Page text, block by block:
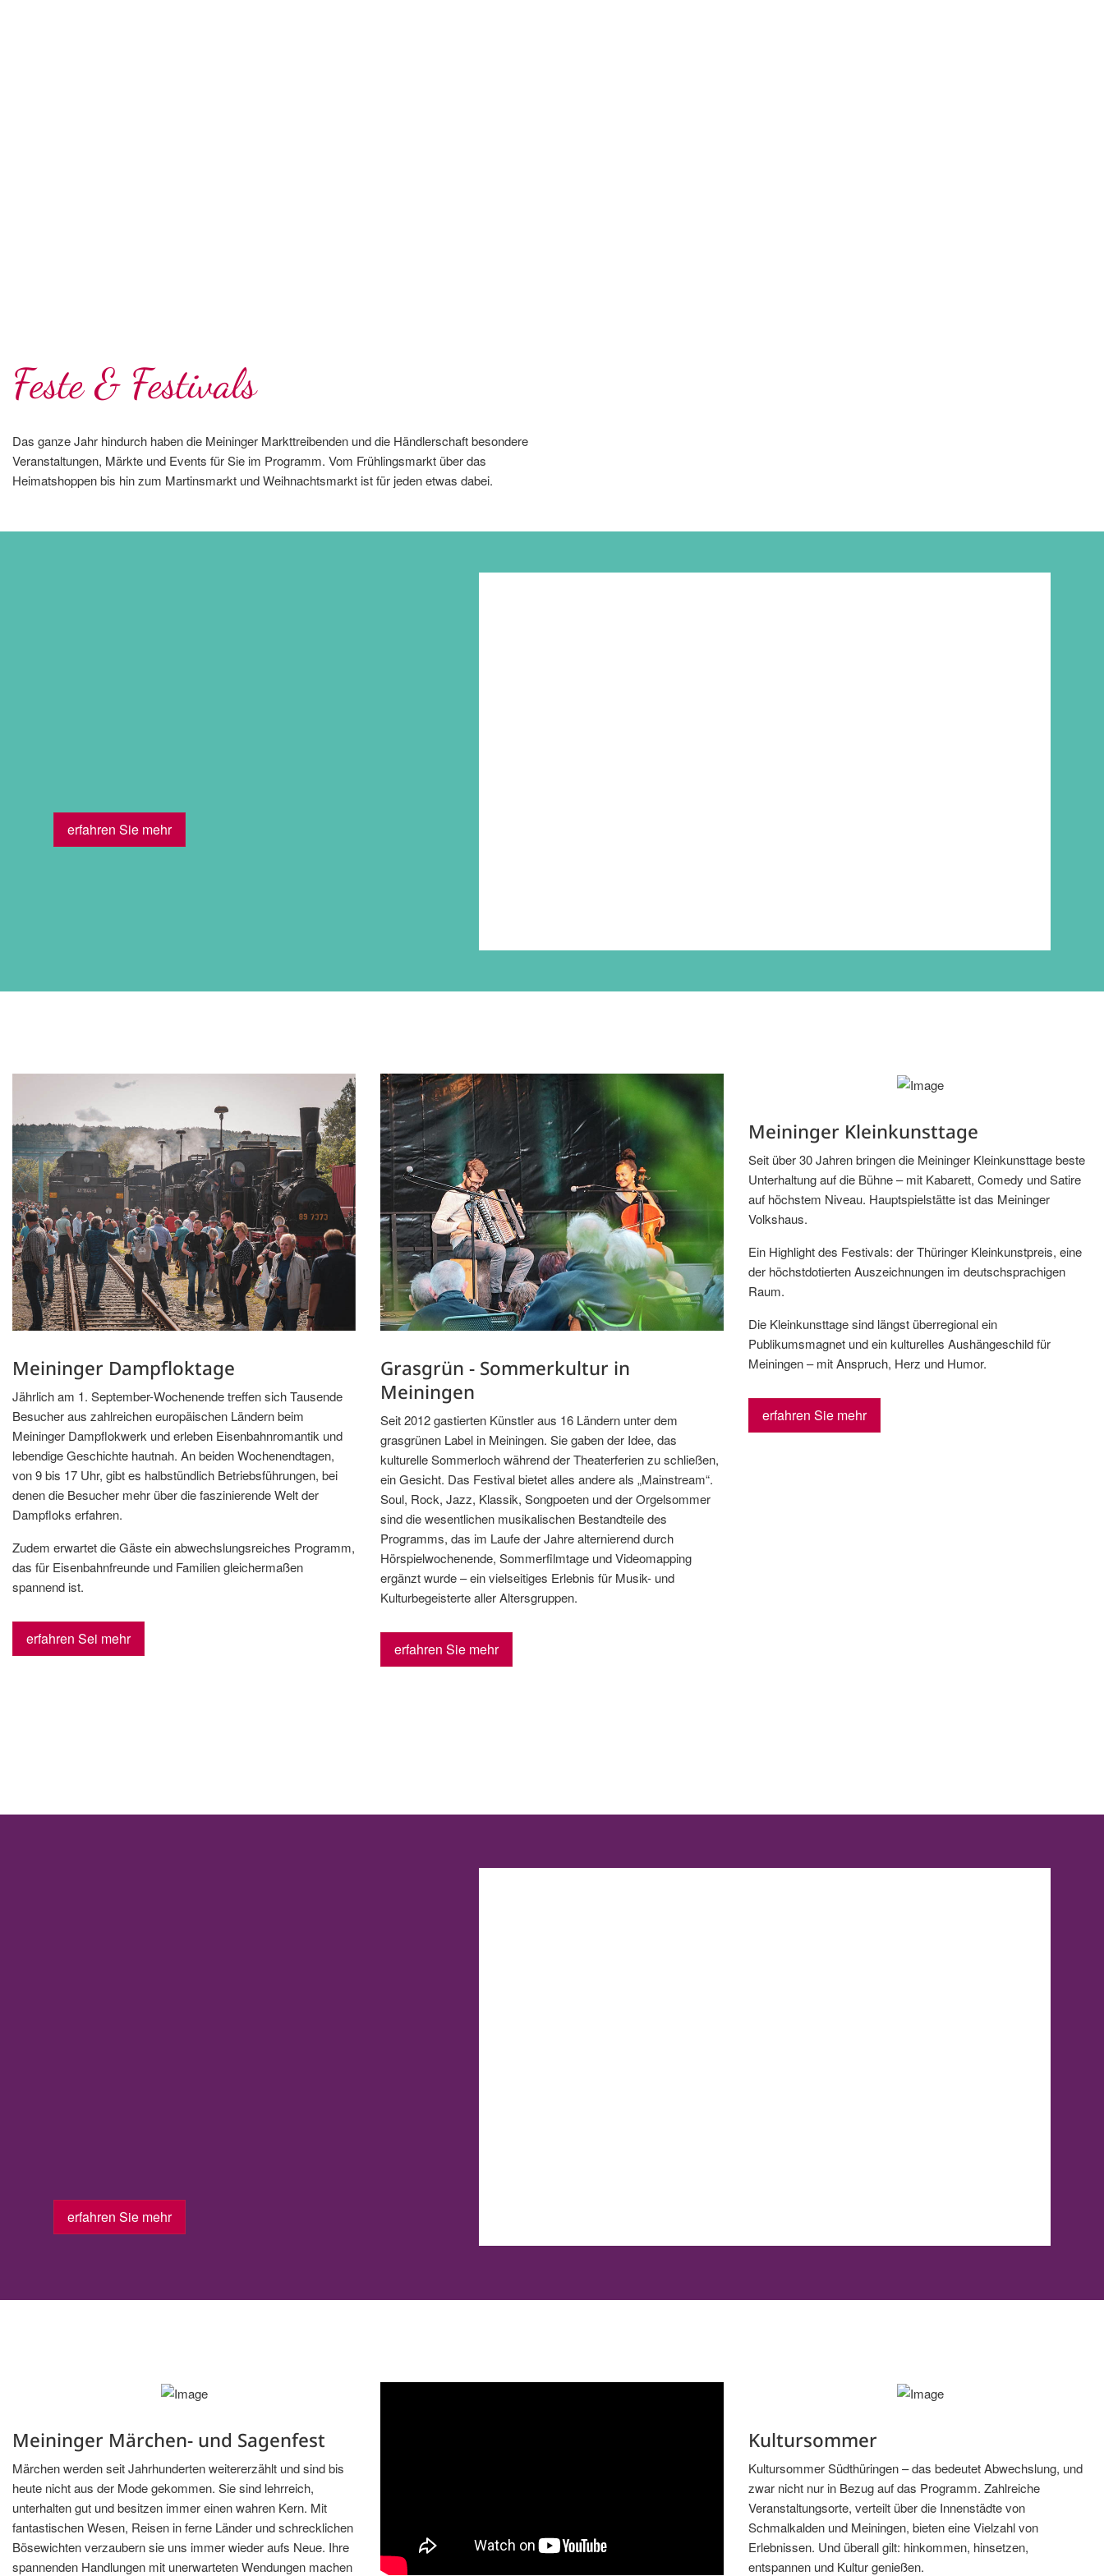
Feste & Festivals
Das ganze Jahr hindurch haben die Meininger Markttreibenden und die Händlerschaft besondere
Veranstaltungen, Märkte und Events für Sie im Programm. Vom Frühlingsmarkt über das
Heimatshoppen bis hin zum Martinsmarkt und Weihnachtsmarkt ist für jeden etwas dabei.
erfahren Sie mehr
Meininger Dampfloktage
Jährlich am 1. September-Wochenende treffen sich Tausende
Besucher aus zahlreichen europäischen Ländern beim
Meininger Dampflokwerk und erleben Eisenbahnromantik und
lebendige Geschichte hautnah. An beiden Wochenendtagen,
von 9 bis 17 Uhr, gibt es halbstündlich Betriebsführungen, bei
denen die Besucher mehr über die faszinierende Welt der
Dampfloks erfahren.
Zudem erwartet die Gäste ein abwechslungsreiches Programm,
das für Eisenbahnfreunde und Familien gleichermaßen
spannend ist.
erfahren Sei mehr
Grasgrün - Sommerkultur in
Meiningen
Seit 2012 gastierten Künstler aus 16 Ländern unter dem
grasgrünen Label in Meiningen. Sie gaben der Idee, das
kulturelle Sommerloch während der Theaterferien zu schließen,
ein Gesicht. Das Festival bietet alles andere als „Mainstream“.
Soul, Rock, Jazz, Klassik, Songpoeten und der Orgelsommer
sind die wesentlichen musikalischen Bestandteile des
Programms, das im Laufe der Jahre alternierend durch
Hörspielwochenende, Sommerfilmtage und Videomapping
ergänzt wurde – ein vielseitiges Erlebnis für Musik- und
Kulturbegeisterte aller Altersgruppen.
erfahren Sie mehr
Meininger Kleinkunsttage
Seit über 30 Jahren bringen die Meininger Kleinkunsttage beste
Unterhaltung auf die Bühne – mit Kabarett, Comedy und Satire
auf höchstem Niveau. Hauptspielstätte ist das Meininger
Volkshaus.
Ein Highlight des Festivals: der Thüringer Kleinkunstpreis, eine
der höchstdotierten Auszeichnungen im deutschsprachigen
Raum.
Die Kleinkunsttage sind längst überregional ein
Publikumsmagnet und ein kulturelles Aushängeschild für
Meiningen – mit Anspruch, Herz und Humor.
erfahren Sie mehr
erfahren Sie mehr
Meininger Märchen- und Sagenfest
Märchen werden seit Jahrhunderten weitererzählt und sind bis
heute nicht aus der Mode gekommen. Sie sind lehrreich,
unterhalten gut und besitzen immer einen wahren Kern. Mit
fantastischen Wesen, Reisen in ferne Länder und schrecklichen
Bösewichten verzaubern sie uns immer wieder aufs Neue. Ihre
spannenden Handlungen mit unerwarteten Wendungen machen
Kultursommer
Kultursommer Südthüringen – das bedeutet Abwechslung, und
zwar nicht nur in Bezug auf das Programm. Zahlreiche
Veranstaltungsorte, verteilt über die Innenstädte von
Schmalkalden und Meiningen, bieten eine Vielzahl von
Erlebnissen. Und überall gilt: hinkommen, hinsetzen,
entspannen und Kultur genießen.